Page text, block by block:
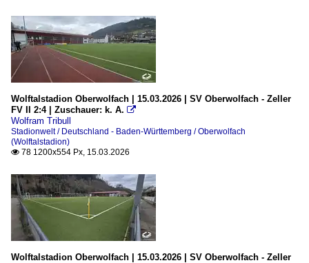
Wolftalstadion Oberwolfach | 15.03.2026 | SV Oberwolfach - Zeller
FV II 2:4 | Zuschauer: k. A. 
Wolfram Tribull
Stadionwelt / Deutschland - Baden-Württemberg / Oberwolfach
(Wolftalstadion)
 78 1200x554 Px, 15.03.2026
Wolftalstadion Oberwolfach | 15.03.2026 | SV Oberwolfach - Zeller